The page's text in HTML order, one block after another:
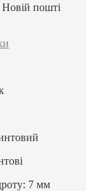
Новій пошті
7 мм